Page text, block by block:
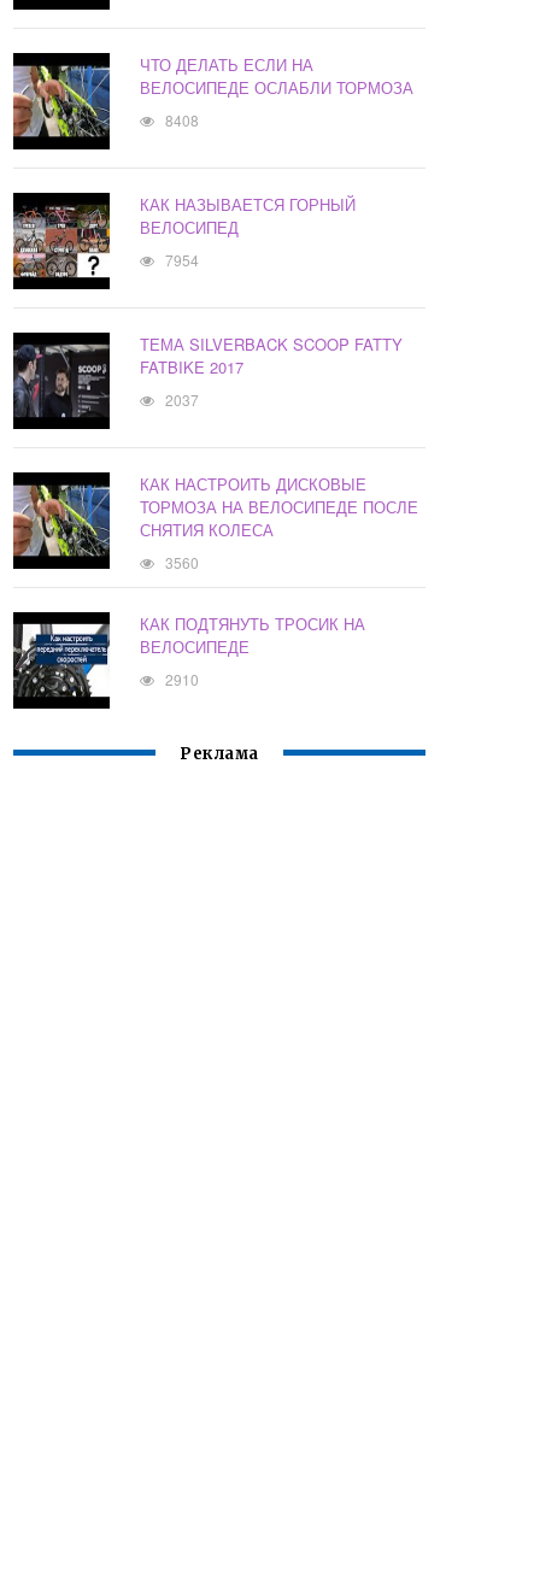
ЧТО ДЕЛАТЬ ЕСЛИ НА
ВЕЛОСИПЕДЕ ОСЛАБЛИ ТОРМОЗА
8408
КАК НАЗЫВАЕТСЯ ГОРНЫЙ
ВЕЛОСИПЕД
7954
ТЕМА SILVERBACK SCOOP FATTY
FATBIKE 2017
2037
КАК НАСТРОИТЬ ДИСКОВЫЕ
ТОРМОЗА НА ВЕЛОСИПЕДЕ ПОСЛЕ
СНЯТИЯ КОЛЕСА
3560
КАК ПОДТЯНУТЬ ТРОСИК НА
ВЕЛОСИПЕДЕ
2910
Реклама